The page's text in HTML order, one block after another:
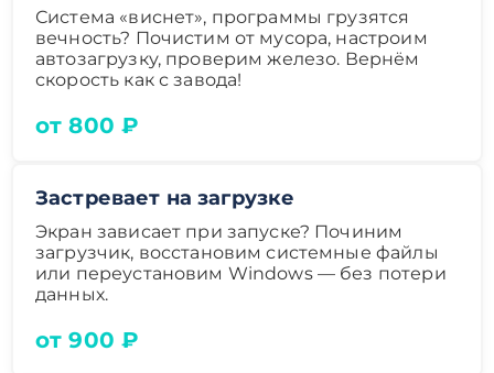
Система «виснет», программы грузятся
вечность? Почистим от мусора, настроим
автозагрузку, проверим железо. Вернём
скорость как с завода!
от 800 ₽
Застревает на загрузке
Экран зависает при запуске? Починим
загрузчик, восстановим системные файлы
или переустановим Windows — без потери
данных.
от 900 ₽